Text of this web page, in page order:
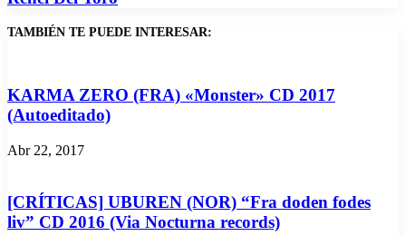
TAMBIÉN TE PUEDE INTERESAR:
KARMA ZERO (FRA) «Monster» CD 2017
(Autoeditado)
Abr 22, 2017
[CRÍTICAS] UBUREN (NOR) “Fra doden fodes
liv” CD 2016 (Via Nocturna records)